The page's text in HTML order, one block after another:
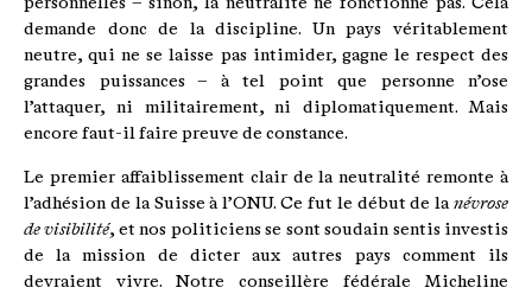
demande donc de la discipline. Un pays véritablement
neutre, qui ne se laisse pas intimider, gagne le respect des
grandes puissances – à tel point que personne n’ose
l’attaquer, ni militairement, ni diplomatiquement. Mais
encore faut-il faire preuve de constance.
Le premier affaiblissement clair de la neutralité remonte à
l’adhésion de la Suisse à l’ONU. Ce fut le début de la névrose
de visibilité, et nos politiciens se sont soudain sentis investis
de la mission de dicter aux autres pays comment ils
devraient vivre. Notre conseillère fédérale Micheline